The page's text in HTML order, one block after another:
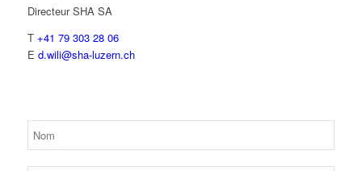
Directeur SHA SA
T +41 79 303 28 06
E d.wili@sha-luzern.ch